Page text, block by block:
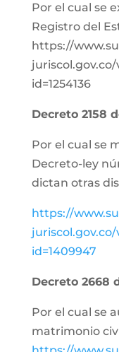
Por el cual se
Registro del
https://
id=1254136
Decreto 2158
Por el cual se
Decreto-ley
dictan otras
https://
id=1409947
Decreto 2668
Por el cual se
matrimonio